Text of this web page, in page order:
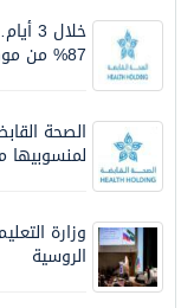
87% من موظفي وزارة الصحة لعروض الانتقال
الصحة
وزارة
الروسية